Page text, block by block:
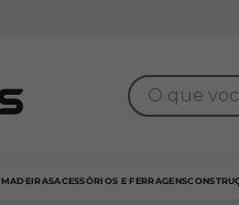
O que você
MADEIRASACESSÓRIOS E FERRAGENS